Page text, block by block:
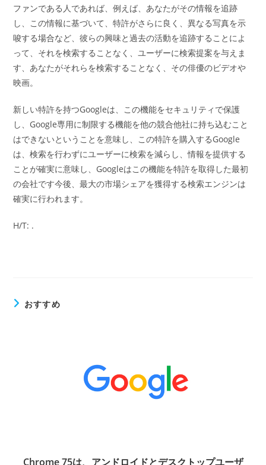
ファンである人であれば、例えば、あなたがその情報を追跡
し、この情報に基づいて、特許がさらに良く、異なる写真を示
唆する場合など、彼らの興味と過去の活動を追跡することによ
って、それを検索することなく、ユーザーに検索提案を与えま
す、あなたがそれらを検索することなく、その俳優のビデオや
映画。
新しい特許を持つGoogleは、この機能をセキュリティで保護
し、Google専用に制限する機能を他の競合他社に持ち込むこと
はできないということを意味し、この特許を購入するGoogle
は、検索を行わずにユーザーに検索を減らし、情報を提供する
ことが確実に意味し、Googleはこの機能を特許を取得した最初
の会社です今後、最大の市場シェアを獲得する検索エンジンは
確実に行われます。
H/T: .
おすすめ
Chrome 75は、アンドロイドとデスクトップユーザ